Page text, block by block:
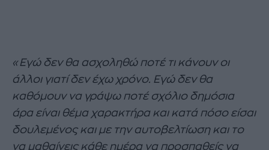
«Εγώ δεν θα ασχοληθώ ποτέ τι κάνουν οι
άλλοι γιατί δεν έχω χρόνο. Εγώ δεν θα
καθόμουν να γράψω ποτέ σχόλιο δημόσια
άρα είναι θέμα χαρακτήρα και κατά πόσο είσαι
δουλεμένος και με την αυτοβελτίωση και το
να μαθαίνεις κάθε ημέρα να προσπαθείς να